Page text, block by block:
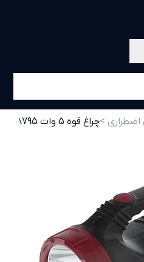
اضطراری >چراغ قوه 5 وات SH-8795 شعاع